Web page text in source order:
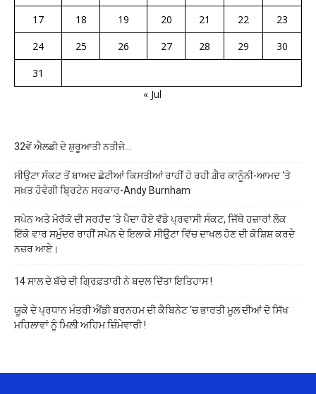
17
18 19 20 21 22
23
24
25 26 27 28 29
30
31
« Jul
32ਵੇਂ ਐਲਡੀ ਦੇ ਸ਼ੁਰੂਆਤੀ ਨਤੀਜੇ…
ਸੀਉਟਾ ਸੰਕਟ ਤੋਂ ਬਾਅਦ ਛੋਟੀਆਂ ਕਿਸਤੀਆਂ ਰਾਹੀਂ ਹੋ ਰਹੀ ਗ਼ੈਰ ਕਾਨੂੰਨੀ-ਆਮਦ ‘ਤੇ
ਸਖ਼ਤ ਹੋਵੇਗੀ ਬ੍ਰਿਟੇਨ ਸਰਕਾਰ-Andy Burnham
ਸਪੇਨ ਅਤੇ ਮੋਰੱਕੋ ਦੀ ਸਰਹੱਦ ‘ਤੇ ਪੈਦਾ ਹੋਏ ਵੱਡੇ ਪ੍ਰਵਾਸੀ ਸੰਕਟ, ਜਿੱਥੇ ਹਜ਼ਾਰਾਂ ਲੋਕ
ਇੱਕੋ ਵਾਰ ਸਮੁੰਦਰ ਰਾਹੀਂ ਸਪੇਨ ਦੇ ਇਲਾਕੇ ਸੀਉਟਾ ਵਿੱਚ ਦਾਖਲ ਹੋਣ ਦੀ ਕੋਸ਼ਿਸ਼ ਕਰਦੇ
ਨਜ਼ਰ ਆਏ।
14 ਸਾਲ ਦੇ ਬੱਚੇ ਦੀ ਗ੍ਰਿਫ਼ਤਾਰੀ ਨੇ ਬਦਲ ਦਿੱਤਾ ਇਤਿਹਾਸ !
ਯੂਕੇ ਦੇ ਪ੍ਰਧਾਨ ਮੰਤਰੀ ਐਂਡੀ ਬਰਨਹਮ ਦੀ ਕੈਬਿਨੇਟ ‘ਚ ਭਾਰਤੀ ਮੂਲ ਦੀਆਂ ਦੋ ਸਿੱਖ
ਮਹਿਲਾਵਾਂ ਨੂੰ ਮਿਲੀ ਅਹਿਮ ਜ਼ਿੰਮੇਵਾਰੀ !